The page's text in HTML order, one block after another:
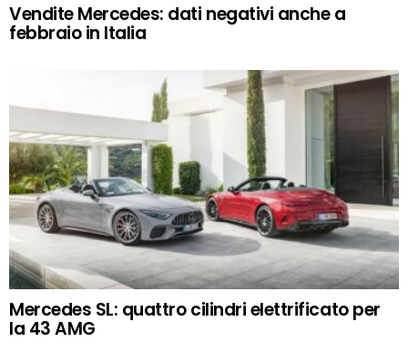
Vendite Mercedes: dati negativi anche a
febbraio in Italia
Mercedes SL: quattro cilindri elettrificato per
la 43 AMG